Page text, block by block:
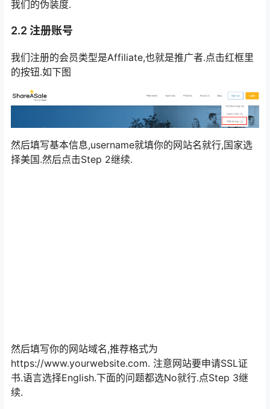
我们的伪装度.
2.2 注册账号
我们注册的会员类型是Affiliate,也就是推广者.点击红框里
的按钮.如下图
然后填写基本信息,username就填你的网站名就行,国家选
择美国.然后点击Step 2继续.
然后填写你的网站域名,推荐格式为